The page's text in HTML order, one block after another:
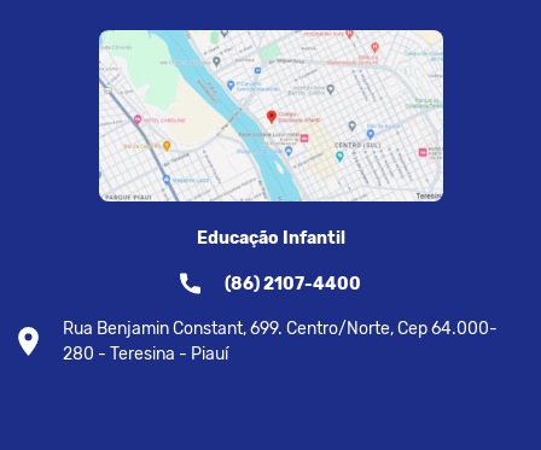
Educação Infantil
(86) 2107-4400
Rua Benjamin Constant, 699. Centro/Norte, Cep 64.000-
280 - Teresina - Piauí